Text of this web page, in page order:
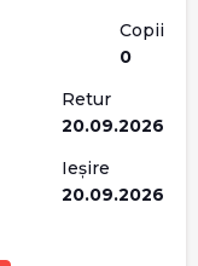
Copii
0
Retur
20.09.2026
Ieșire
20.09.2026